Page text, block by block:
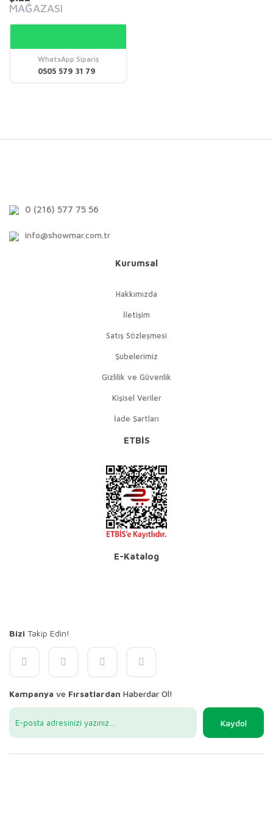
MAĞAZASI
WhatsApp Sipariş
0505 579 31 79
0 (216) 577 75 56
info@showmar.com.tr
Kurumsal
Hakkımızda
İletişim
Satış Sözleşmesi
Şubelerimiz
Gizlilik ve Güvenlik
Kişisel Veriler
İade Şartları
ETBİS
E-Katalog
Bizi Takip Edin!
Kampanya ve Fırsatlardan Haberdar Ol!
Kaydol